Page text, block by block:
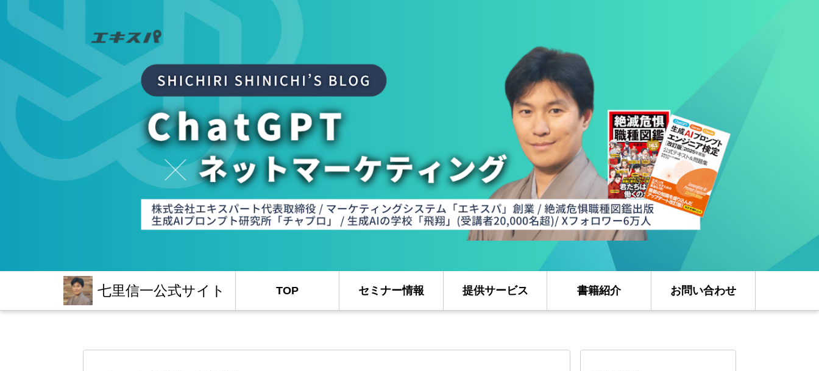
七里信一公式サイト TOP セミナー情報 提供サービス 書籍紹介 お問い合わせ